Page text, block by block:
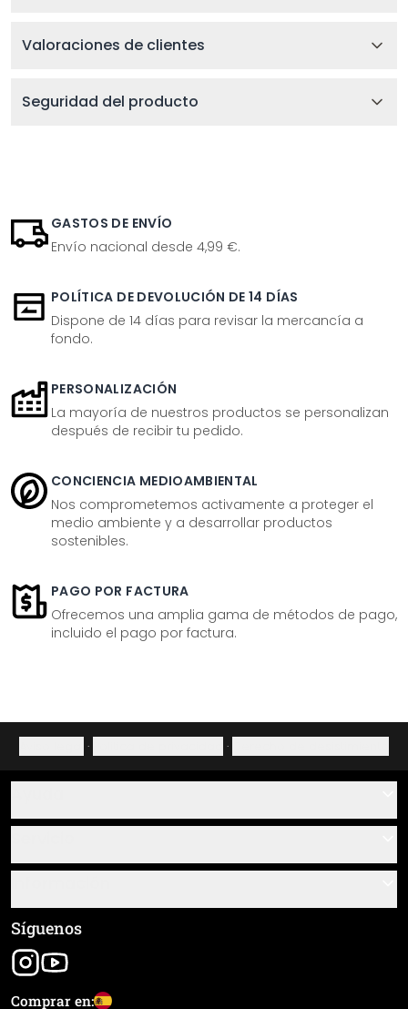
Valoraciones de clientes
Seguridad del producto
GASTOS DE ENVÍO
Envío nacional desde 4,99 €.
POLÍTICA DE DEVOLUCIÓN DE 14 DÍAS
Dispone de 14 días para revisar la mercancía a
fondo.
PERSONALIZACIÓN
La mayoría de nuestros productos se personalizan
después de recibir tu pedido.
CONCIENCIA MEDIOAMBIENTAL
Nos comprometemos activamente a proteger el
medio ambiente y a desarrollar productos
sostenibles.
PAGO POR FACTURA
Ofrecemos una amplia gama de métodos de pago,
incluido el pago por factura.
· ·
Sobre nosotros
Resumen de materiales
Seguimiento de envío
Términos y condiciones generales (CGC)
Aviso legal
Síguenos
Comprar en: